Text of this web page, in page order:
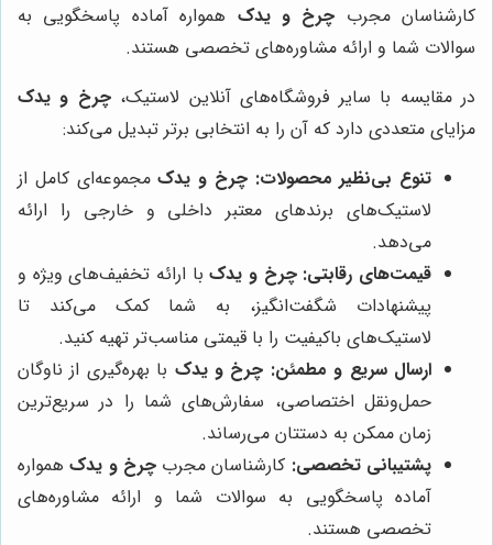
کارشناسان مجرب چرخ و یدک همواره آماده پاسخگویی به
سوالات شما و ارائه مشاوره‌های تخصصی هستند.
در مقایسه با سایر فروشگاه‌های آنلاین لاستیک،چرخ و یدک
مزایای متعددی دارد که آن را به انتخابی برتر تبدیل می‌کند:
تنوع بی‌نظیر محصولات: چرخ و یدکمجموعه‌ای کامل از
لاستیک‌های برندهای معتبر داخلی و خارجی را ارائه
می‌دهد.
قیمت‌های رقابتی: چرخ و یدکبا ارائه تخفیف‌های ویژه و
پیشنهادات شگفت‌انگیز، به شما کمک می‌کند تا
لاستیک‌های باکیفیت را با قیمتی مناسب‌تر تهیه کنید.
ارسال سریع و مطمئن: چرخ و یدک با بهره‌گیری از ناوگان
حمل‌ونقل اختصاصی، سفارش‌های شما را در سریع‌ترین
زمان ممکن به دستتان می‌رساند.
پشتیبانی تخصصی: کارشناسان مجربچرخ و یدکهمواره
آماده پاسخگویی به سوالات شما و ارائه مشاوره‌های
تخصصی هستند.